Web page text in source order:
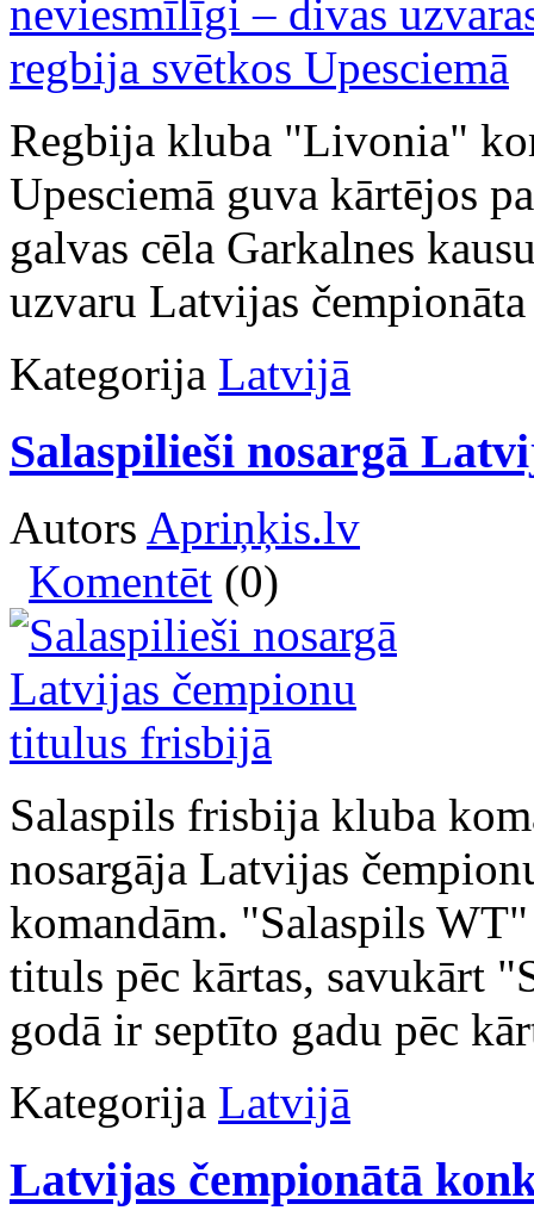
Regbija kluba "Livonia"
Upesciemā guva kārtējos
galvas cēla Garkalnes
uzvaru Latvijas
Kategorija Latvijā
Salaspilieši nosargā
Autors Apriņķis.lv
Komentēt (0)
Salaspils frisbija kluba
nosargāja Latvijas
komandām. "Salaspils
tituls pēc kārtas, savukārt
godā ir septīto gadu pēc
Kategorija Latvijā
Latvijas čempionātā